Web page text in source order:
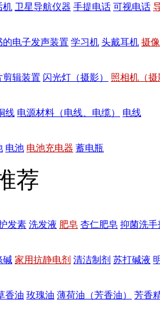
机 卫星导航仪器 手提电话 可视电话
的电子发声装置 学习机 头戴耳机 摄
剪辑装置 闪光灯（摄影） 照相机（摄
线 电源材料（电线、电缆） 电线
电池 电池充电器 蓄电瓶
荐
发素 洗发液 肥皂 杏仁肥皂 抑菌洗手
碱 家用抗静电剂 清洁制剂 苏打碱液
香油 玫瑰油 薄荷油（芳香油） 芳香